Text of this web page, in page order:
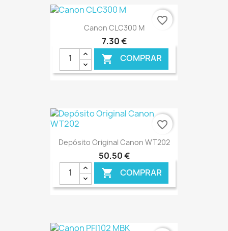
€ ONLINE
Canon CLC300 M
7,30 €
 COMPRAR
€ ONLINE
favorite_border
Depósito Original Canon WT202
50,50 €
 COMPRAR
favorite_border